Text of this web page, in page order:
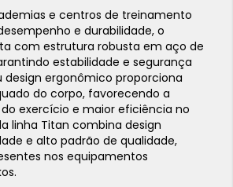
e centros de treinamento
e durabilidade, o
com estrutura robusta em aço de
estabilidade e segurança
design ergonômico proporciona
do corpo, favorecendo a
exercício e maior eficiência no
linha Titan combina design
e alto padrão de qualidade,
nos equipamentos